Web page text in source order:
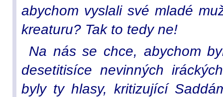
abychom vyslali své mladé
kreaturu? Tak to tedy ne!
Na nás se chce, abychom
desetitisíce nevinných
byly ty hlasy, kritizující